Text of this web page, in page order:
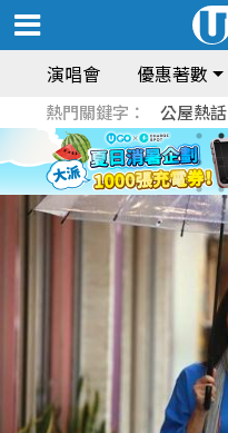
演唱會 優惠著數
熱門關鍵字： 公屋熱話